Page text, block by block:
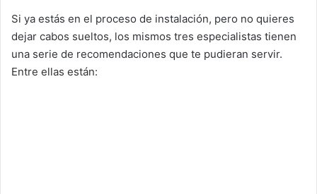
Si ya estás en el proceso de instalación, pero no quieres
dejar cabos sueltos, los mismos tres especialistas tienen
una serie de recomendaciones que te pudieran servir.
Entre ellas están: